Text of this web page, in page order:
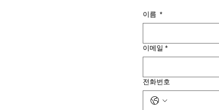
이름 *
이메일 *
전화번호